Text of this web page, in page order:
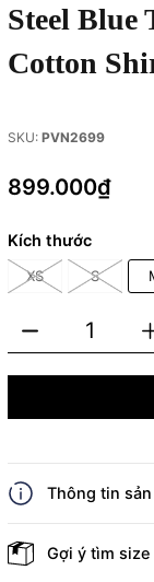
Steel Blue
Cotton
SKU: PVN2699
899.000₫
Kích thước
XS S
Thông tin
Gợi ý tìm size